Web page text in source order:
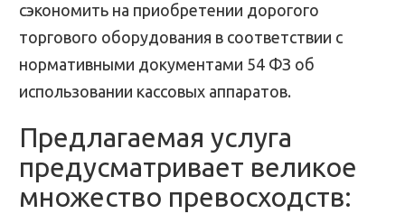
сэкономить на приобретении дорогого
торгового оборудования в соответствии с
нормативными документами 54 ФЗ об
использовании кассовых аппаратов.
Предлагаемая услуга
предусматривает великое
множество превосходств: